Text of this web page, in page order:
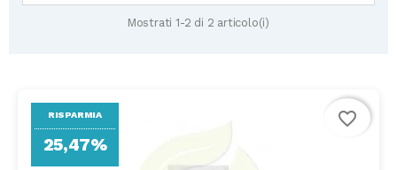
Mostrati 1-2 di 2 articolo(i)
RISPARMIA
25,47%
favorite_border